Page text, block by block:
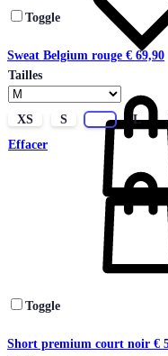
Toggle
Sweat Belgium rouge € 69,90
Tailles
XS S L
Effacer
Toggle
Short premium court noir €